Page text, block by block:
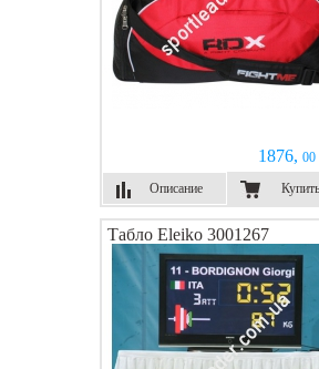
1876, 00
Описание
Купить
Табло Eleiko 3001267